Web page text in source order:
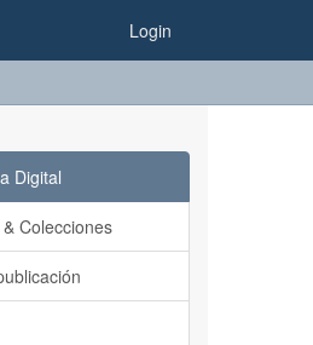
Login
Digital
Colecciones